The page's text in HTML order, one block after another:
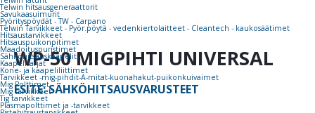
Telwin hitsausgeneraattorit
Savukaasuimurit
Pyörityspöydät - TW - Carpano
Telwin Tarvikkeet - Pyör.pöytä - vedenkiertolaitteet - Cleantech - kaukosäätimet
Hitsaustarvikkeet
Hitsauspuikonpitimet
Maadoituspuristimet
Sähköhitsauskaapelit
Kaapelisarjat
Kone- ja kaapeliliittimet
Tarvikkeet -mig-pihdit-A-mitat-kuonahakut-puikonkuivaimet
Mig Polttimet
Mig tarvikkeet
Tig tarvikkeet
Plasmapolttimet ja -tarvikkeet
WP-50 MIGPIHTI UNIVERSAL
ESITE: SÄHKÖHITSAUSVARUSTEET